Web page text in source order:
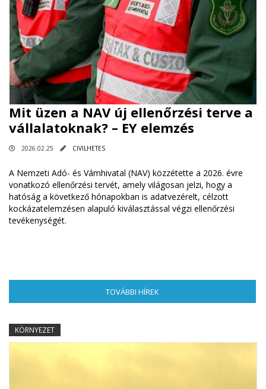
Mit üzen a NAV új ellenőrzési terve a
vállalatoknak? – EY elemzés
2026.02.25 CIVILHETES
A Nemzeti Adó- és Vámhivatal (NAV) közzétette a 2026. évre
vonatkozó ellenőrzési tervét, amely világosan jelzi, hogy a
hatóság a következő hónapokban is adatvezérelt, célzott
kockázatelemzésen alapuló kiválasztással végzi ellenőrzési
tevékenységét.
TOVÁBBI HÍREK
KÖRNYEZET